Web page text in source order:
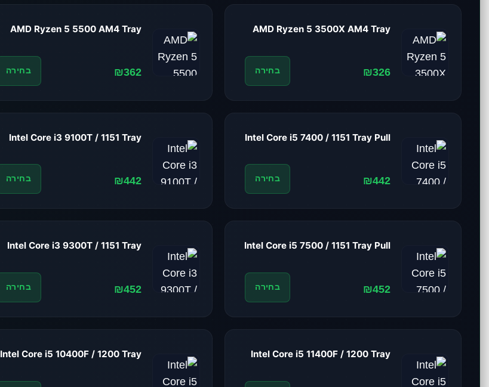
AMD Ryzen 5 3500X AM4 Tray
₪326 בחירה
AMD Ryzen 5 5500 AM4 Tray
₪362 בחירה
Intel Core i5 7400 / 1151 Tray Pull
₪442 בחירה
Intel Core i3 9100T / 1151 Tray
₪442 בחירה
Intel Core i5 7500 / 1151 Tray Pull
₪452 בחירה
Intel Core i3 9300T / 1151 Tray
₪452 בחירה
Intel Core i5 11400F / 1200 Tray
Intel Core i5 10400F / 1200 Tray